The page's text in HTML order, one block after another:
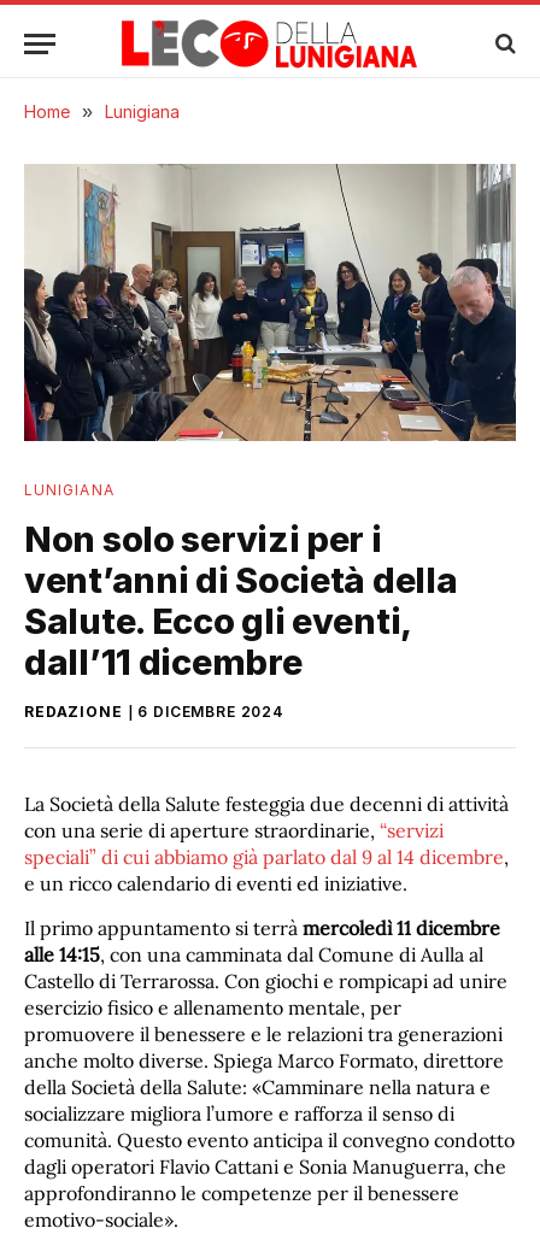
Home » Lunigiana
LUNIGIANA
Non solo servizi per i
vent’anni di Società della
Salute. Ecco gli eventi,
dall’11 dicembre
REDAZIONE 6 DICEMBRE 2024
La Società della Salute festeggia due decenni di attività
con una serie di aperture straordinarie, “servizi
speciali” di cui abbiamo già parlato dal 9 al 14 dicembre,
e un ricco calendario di eventi ed iniziative.
Il primo appuntamento si terrà mercoledì 11 dicembre
alle 14:15, con una camminata dal Comune di Aulla al
Castello di Terrarossa. Con giochi e rompicapi ad unire
esercizio fisico e allenamento mentale, per
promuovere il benessere e le relazioni tra generazioni
anche molto diverse. Spiega Marco Formato, direttore
della Società della Salute: «Camminare nella natura e
socializzare migliora l’umore e rafforza il senso di
comunità. Questo evento anticipa il convegno condotto
dagli operatori Flavio Cattani e Sonia Manuguerra, che
approfondiranno le competenze per il benessere
emotivo-sociale».